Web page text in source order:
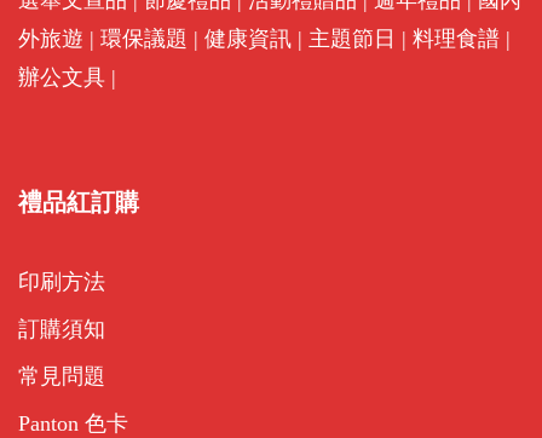
外旅遊 | 環保議題 | 健康資訊 | 主題節日 | 料理食譜 |
辦公文具 |
禮品紅訂購
印刷方法
訂購須知
常見問題
Panton 色卡